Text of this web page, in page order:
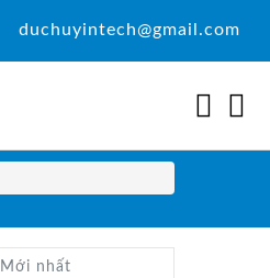
duchuyintech@gmail.com
Mới nhất